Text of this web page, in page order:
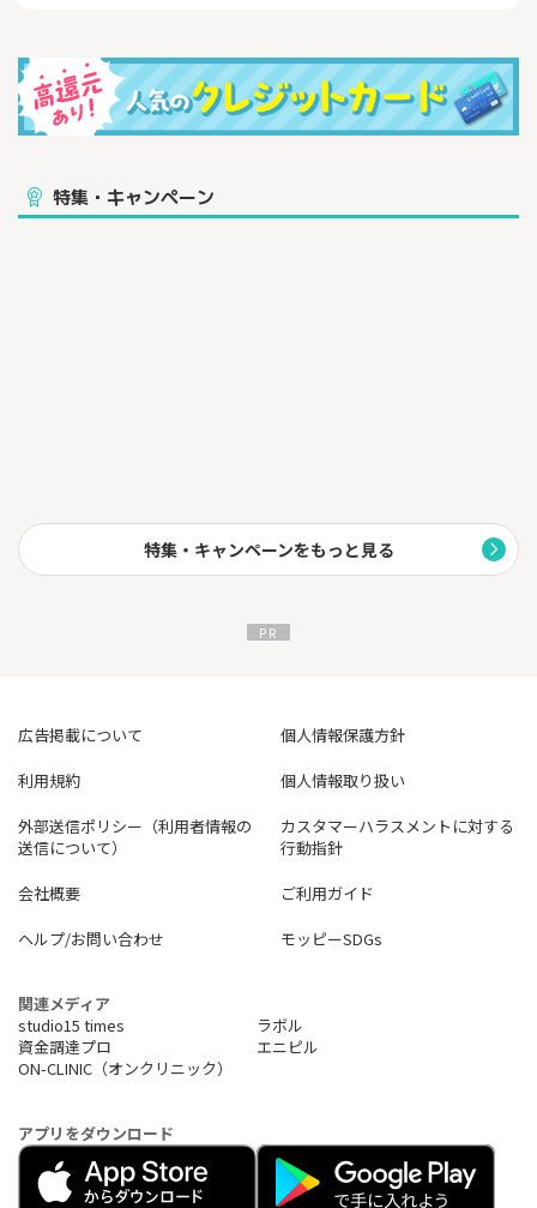
特集・キャンペーン
特集・キャンペーンをもっと見る
広告掲載について
個人情報保護方針
利用規約
個人情報取り扱い
外部送信ポリシー（利用者情報の
送信について）
カスタマーハラスメントに対する
行動指針
会社概要
ご利用ガイド
ヘルプ/お問い合わせ
モッピーSDGs
関連メディア
studio15 times
ラボル
資金調達プロ
エニピル
ON-CLINIC（オンクリニック）
アプリをダウンロード